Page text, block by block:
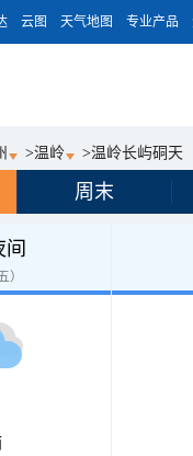
云图 天气地图 专业产品
>温岭 >温岭长屿硐天
周末
）